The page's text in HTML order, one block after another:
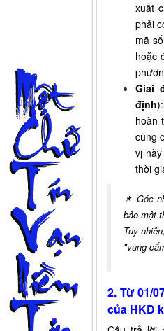
xuất
phải
mã
hoặc
Giai
định
hoàn
cung
vị
thời
📌Góc
bảo mật
Tuy
"vùng
2. Từ 01/
của HKD